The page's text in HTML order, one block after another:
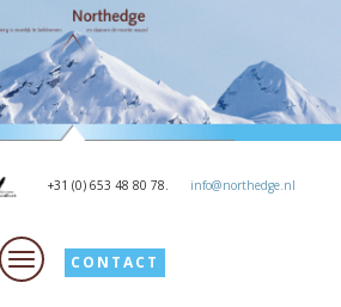
+31 (0) 653 48 80 78. info@northedge.nl
CONTACT